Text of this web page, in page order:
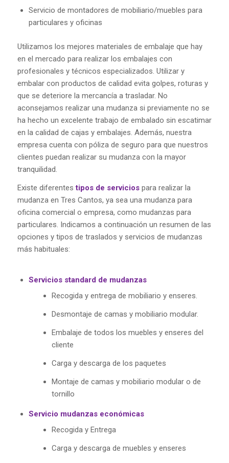
Servicio de montadores de mobiliario/muebles para
particulares y oficinas
Utilizamos los mejores materiales de embalaje que hay
en el mercado para realizar los embalajes con
profesionales y técnicos especializados. Utilizar y
embalar con productos de calidad evita golpes, roturas y
que se deteriore la mercancía a trasladar. No
aconsejamos realizar una mudanza si previamente no se
ha hecho un excelente trabajo de embalado sin escatimar
en la calidad de cajas y embalajes. Además, nuestra
empresa cuenta con póliza de seguro para que nuestros
clientes puedan realizar su mudanza con la mayor
tranquilidad.
Existe diferentestipos de serviciospara realizar la
mudanza en Tres Cantos, ya sea una mudanza para
oficina comercial o empresa, como mudanzas para
particulares. Indicamos a continuación un resumen de las
opciones y tipos de traslados y servicios de mudanzas
más habituales:
Servicios standard de mudanzas
Recogida y entrega de mobiliario y enseres.
Desmontaje de camas y mobiliario modular.
Embalaje de todos los muebles y enseres del
cliente
Carga y descarga de los paquetes
Montaje de camas y mobiliario modular o de
tornillo
Servicio mudanzas económicas
Recogida y Entrega
Carga y descarga de muebles y enseres